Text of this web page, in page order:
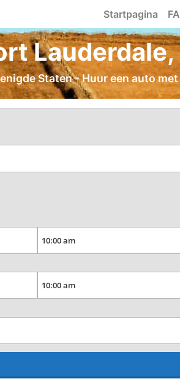
Startpagina
Staten - Huur een auto